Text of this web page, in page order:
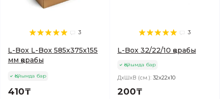
3
L-Box L-Box 585х375х155
мм қорабы
Қойымда бар
410₸
3
L-Box 32/22/10 қорабы
Қойымда бар
ДхШхВ (см.): 32х22х10
200₸